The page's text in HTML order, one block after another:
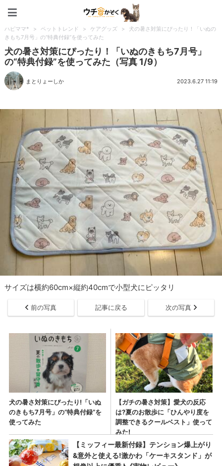
ハピママ* > ペットトレンド > ケアグッズ >
犬の暑さ対策にぴったり！「いぬの
きもち7月号」の“特典付録”を使ってみた
犬の暑さ対策にぴったり！「いぬのきもち7月号」
の“特典付録”を使ってみた（写真 1/9）
まとりょーしか 2023.6.27 11:19
サイズは横約60cm×縦約40cmで小型犬にピッタリ
前の写真 記事に戻る 次の写真